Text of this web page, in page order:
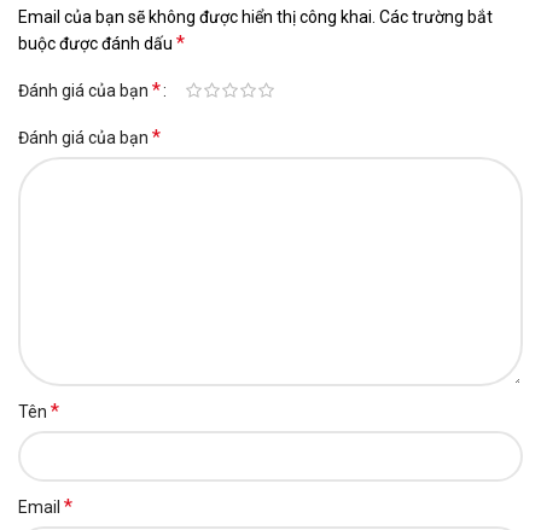
Email của bạn sẽ không được hiển thị công khai. Các trường bắt
buộc được đánh dấu *
Đánh giá của bạn *
Đánh giá của bạn *
Tên *
Email *